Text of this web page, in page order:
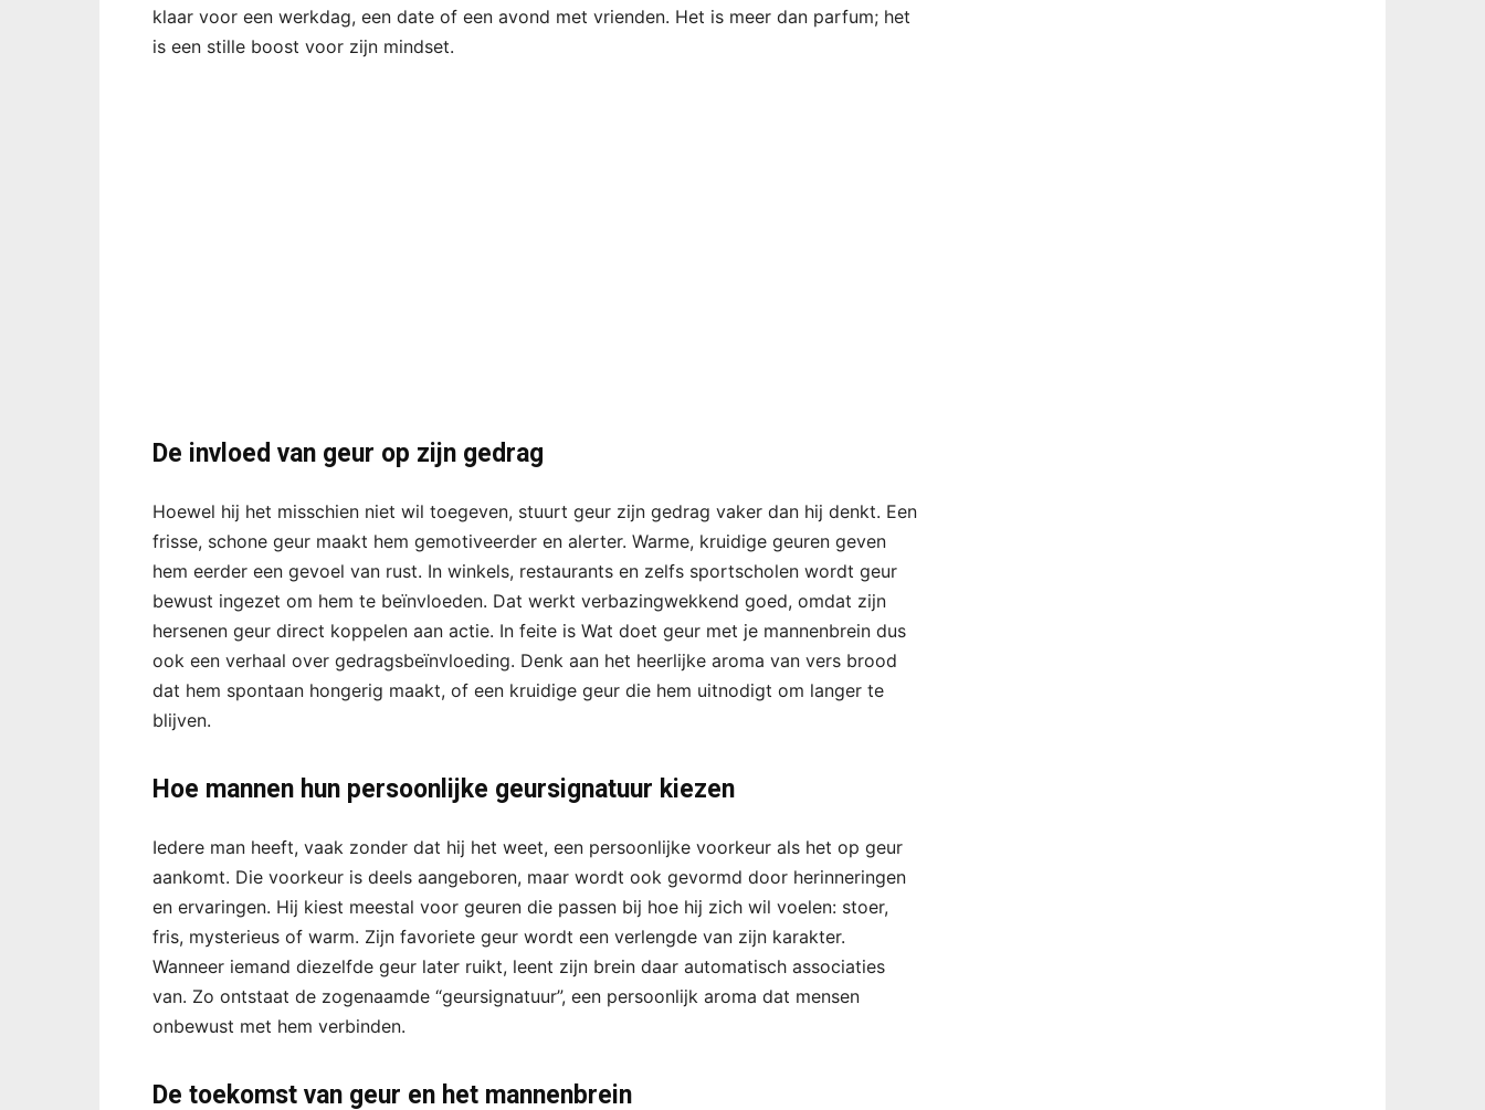
klaar voor een werkdag, een date of een avond met vrienden. Het is meer dan parfum; het
is een stille boost voor zijn mindset.
De invloed van geur op zijn gedrag
Hoewel hij het misschien niet wil toegeven, stuurt geur zijn gedrag vaker dan hij denkt. Een
frisse, schone geur maakt hem gemotiveerder en alerter. Warme, kruidige geuren geven
hem eerder een gevoel van rust. In winkels, restaurants en zelfs sportscholen wordt geur
bewust ingezet om hem te beïnvloeden. Dat werkt verbazingwekkend goed, omdat zijn
hersenen geur direct koppelen aan actie. In feite is Wat doet geur met je mannenbrein dus
ook een verhaal over gedragsbeïnvloeding. Denk aan het heerlijke aroma van vers brood
dat hem spontaan hongerig maakt, of een kruidige geur die hem uitnodigt om langer te
blijven.
Hoe mannen hun persoonlijke geursignatuur kiezen
Iedere man heeft, vaak zonder dat hij het weet, een persoonlijke voorkeur als het op geur
aankomt. Die voorkeur is deels aangeboren, maar wordt ook gevormd door herinneringen
en ervaringen. Hij kiest meestal voor geuren die passen bij hoe hij zich wil voelen: stoer,
fris, mysterieus of warm. Zijn favoriete geur wordt een verlengde van zijn karakter.
Wanneer iemand diezelfde geur later ruikt, leent zijn brein daar automatisch associaties
van. Zo ontstaat de zogenaamde “geursignatuur”, een persoonlijk aroma dat mensen
onbewust met hem verbinden.
De toekomst van geur en het mannenbrein